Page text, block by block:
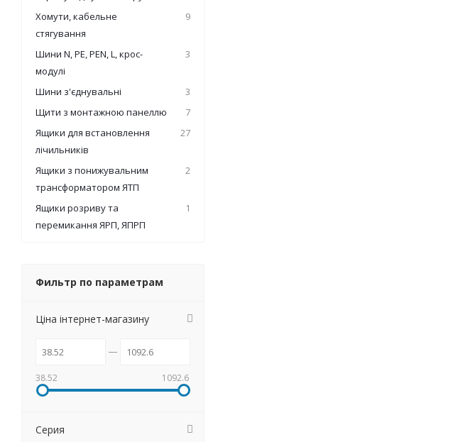
Хомути, кабельне
стягування
9
Шини N, PE, PEN, L, крос-
модулі
3
Шини з'єднувальні
3
Щити з монтажною панеллю
7
Ящики для встановлення
лічильників
27
Ящики з понижувальним
трансформатором ЯТП
2
Ящики розриву та
перемикання ЯРП, ЯПРП
1
Фильтр по параметрам
Ціна інтернет-магазину
38.52 1092.6
Серия